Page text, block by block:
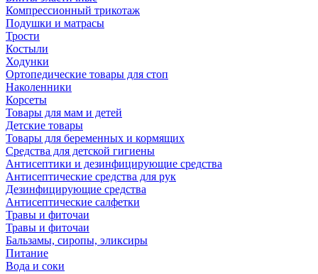
Компрессионный трикотаж
Подушки и матрасы
Трости
Костыли
Ходунки
Ортопедические товары для стоп
Наколенники
Корсеты
Товары для мам и детей
Детские товары
Товары для беременных и кормящих
Средства для детской гигиены
Антисептики и дезинфицирующие средства
Антисептические средства для рук
Дезинфицирующие средства
Антисептические салфетки
Травы и фиточаи
Травы и фиточаи
Бальзамы, сиропы, эликсиры
Питание
Вода и соки